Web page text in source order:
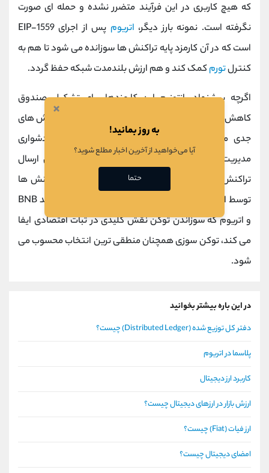
که هیچ کاربری در این فرآیند متضرر نشده و حمله ‌ای صورت
نگرفته است. نمونه بارز دیگر، اتریوم
پس از اجرای EIP-1559
است که در آن کارمزد پایه تراکنش ‌ها سوزانده می ‌شود تا هم به
کنترلتورمکمک کند و هم ارزش بلندمدت شبکه حفظ گردد.
اگرچه پیشنهاد بازتوزیع این کارمزدها برای تشکیل صندوق
کاهش
جذاب به نظر می ‌رسد اما این رویکرد با چالش‌ های
جدی مواجه است: خنثی ‌سازی خاصیت ضدتورمی، دشواری
مدیریت توزیع عادلانه، ایجاد انگیزه ‌های نادرست برای ارسال
تراکنش ‌های اسپم و بروز تبعیض در اولویت ‌بندی تراکنش‌ ها
توسط اعتبارسنجان. بنابراین، در مدل ‌های اقتصادی مانند BNB
و اتریوم که سوزاندن توکن نقش کلیدی در ثبات اقتصادی ایفا
می کند، توکن ‌سوزی همچنان منطقی ‌ترین انتخاب محسوب می
‌شود.
در این باره بیشتر بخوانید
دفتر کل توزیع شده (Distributed Ledger) چیست؟
پلاسما در اتریوم
کاربرد ارز دیجیتال
ارزش بازار در ارزهای دیجیتال چیست؟
ارز فیات (Fiat) چیست؟
امضای دیجیتال چیست؟
×
به روز بمانید!
آیا می‌خواهید از آخرین اخبار مطلع شوید؟
حتما